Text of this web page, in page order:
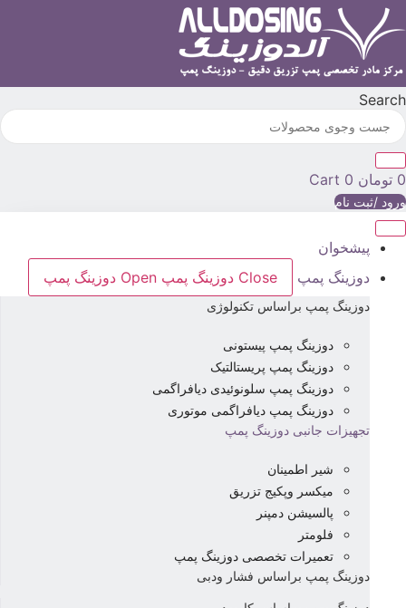
Search
0 تومان 0
Cart
ورود /ثبت نام
پیشخوان
دوزینگ پمپ
Close دوزینگ پمپ Open دوزینگ پمپ
دوزینگ پمپ براساس تکنولوژی
دوزینگ پمپ پیستونی
دوزینگ پمپ پریستالتیک
دوزینگ پمپ سلونوئیدی دیافراگمی
دوزینگ پمپ دیافراگمی موتوری
تجهیزات جانبی دوزینگ پمپ
شیر اطمینان
میکسر وپکیج تزریق
پالسیشن دمپنر
فلومتر
تعمیرات تخصصی دوزینگ پمپ
دوزینگ پمپ براساس فشار ودبی